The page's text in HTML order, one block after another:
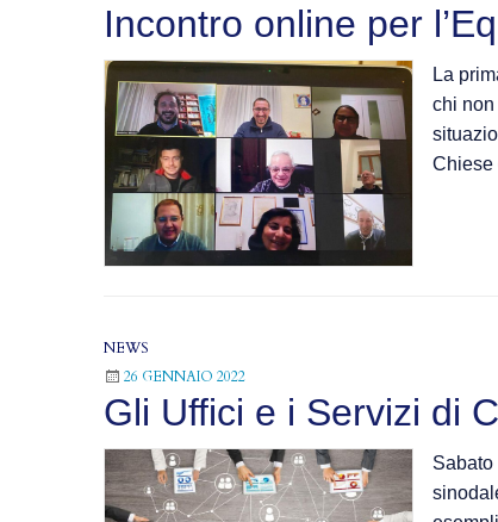
Incontro online per
La
chi
Chiese
NEWS
26 GENNAIO 2022
Gli Uffici e i Servizi di
Sabato